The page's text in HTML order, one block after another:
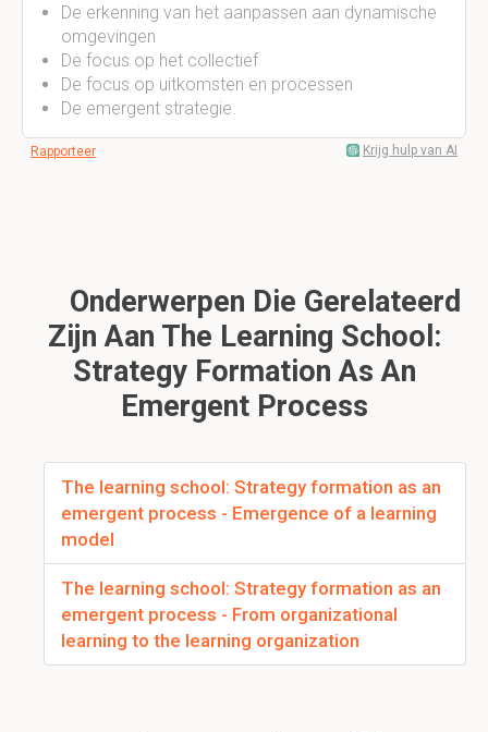
De erkenning van het aanpassen aan dynamische
omgevingen
De focus op het collectief
De focus op uitkomsten en processen
De emergent strategie.
Rapporteer Krijg hulp van AI
Onderwerpen Die Gerelateerd
Zijn Aan The Learning School:
Strategy Formation As An
Emergent Process
The learning school: Strategy formation as an
emergent process - Emergence of a learning
model
The learning school: Strategy formation as an
emergent process - From organizational
learning to the learning organization